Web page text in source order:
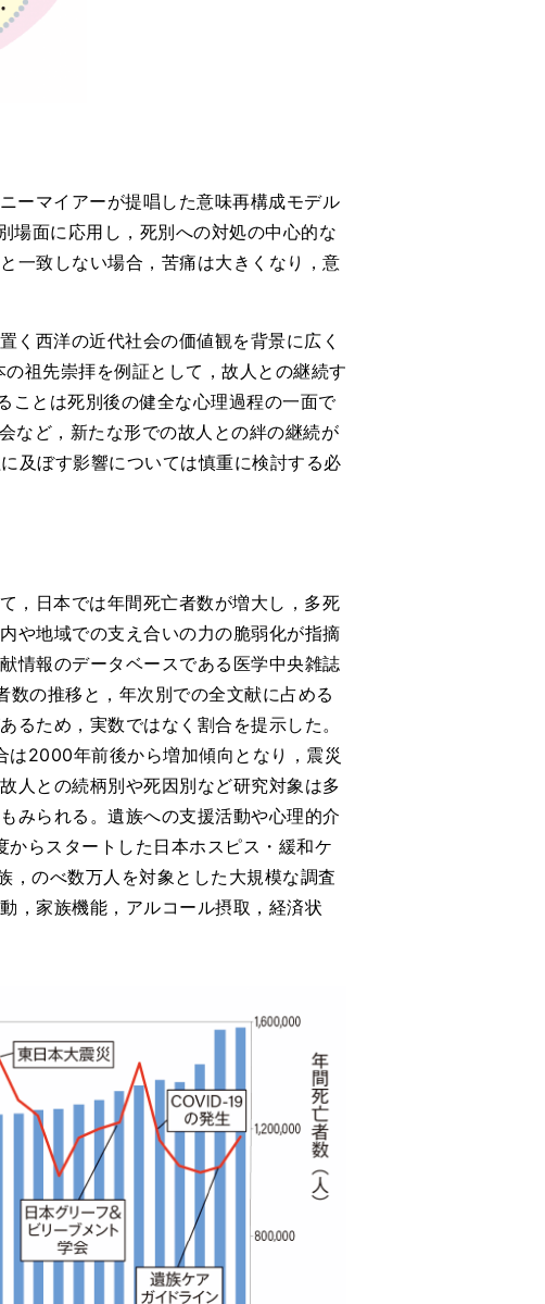
ーマイアーが提唱した意味再構成モデル
場面に応用し，死別への対処の中心的な
一致しない場合，苦痛は大きくなり，意
く西洋の近代社会の価値観を背景に広く
祖先崇拝を例証として，故人との継続す
とは死別後の健全な心理過程の一面で
など，新たな形での故人との絆の継続が
及ぼす影響については慎重に検討する必
，日本では年間死亡者数が増大し，多死
や地域での支え合いの力の脆弱化が指摘
情報のデータベースである医学中央雑誌
の推移と，年次別での全文献に占める
ため，実数ではなく割合を提示した。
2000年前後から増加傾向となり，震災
人との続柄別や死因別など研究対象は多
みられる。遺族への支援活動や心理的介
らスタートした日本ホスピス・緩和ケ
，のべ数万人を対象とした大規模な調査
，家族機能，アルコール摂取，経済状